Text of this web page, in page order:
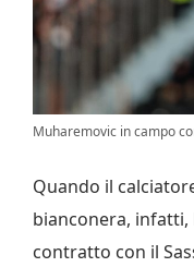
Muharemovic in campo
Quando il
bianconera, infatti,
contratto con il